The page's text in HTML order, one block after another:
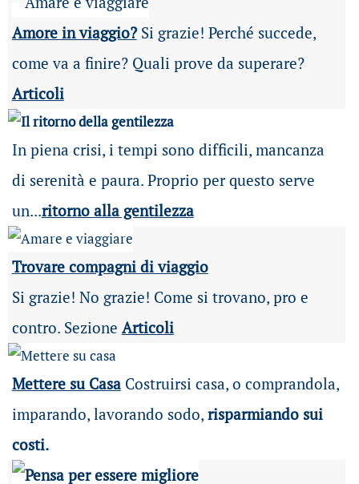
Amore in viaggio?Si grazie! Perché succede,
come va a finire? Quali prove da superare?
Articoli
In piena crisi, i tempi sono difficili, mancanza
di serenità e paura. Proprio per questo serve
un...ritorno alla gentilezza
Trovare compagni di viaggio
Si grazie! No grazie! Come si trovano, pro e
contro. Sezione Articoli
Mettere su Casa Costruirsi casa, o comprandola,
imparando, lavorando sodo, risparmiando sui
costi.